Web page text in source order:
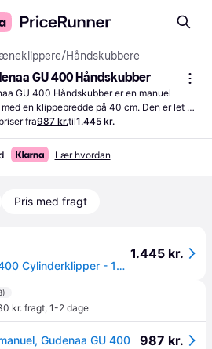
/Håndskubbere
GU 400 Håndskubber
GU 400 Håndskubber er en manuel
en klippebredde på 40 cm. Den er let at
til mindre haver uden behov for strøm.
fra987 kr.til1.445 kr.
Lær hvordan
Pris med fragt
AL-KO Gudenaa GU 400 Cylinderklipper - 130108
1.445 kr.
kr. fragt, 1-2 dage
Gudenaa GU 400 987 kr.